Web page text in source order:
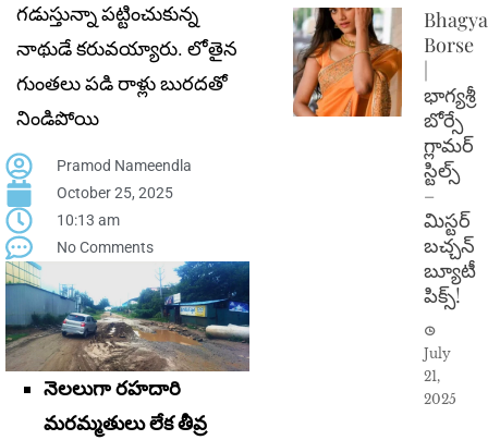
గ‌డుస్తున్నా ప‌ట్టించుకున్న
నాథుడే క‌రువ‌య్యారు. లోతైన
గుంత‌లు ప‌డి రాళ్లు బుర‌ద‌తో
నిండిపోయి
Pramod Nameendla
October 25, 2025
10:13 am
No Comments
నెలలుగా రహదారి
మరమ్మతులు లేక తీవ్ర
Borse
|
భాగ్యశ్రీ
బోర్సే
గ్లామర్
స్టిల్స్
–
మిస్టర్
బచ్చన్
బ్యూటీ
పిక్స్!
July
21,
2025